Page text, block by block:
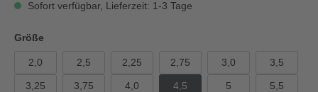
Sofort verfügbar, Lieferzeit: 1-3 Tage
Größe
2,0 2,5 2,25 2,75 3,0 3,5
3,25 3,75 4,0 4,5 5 5,5